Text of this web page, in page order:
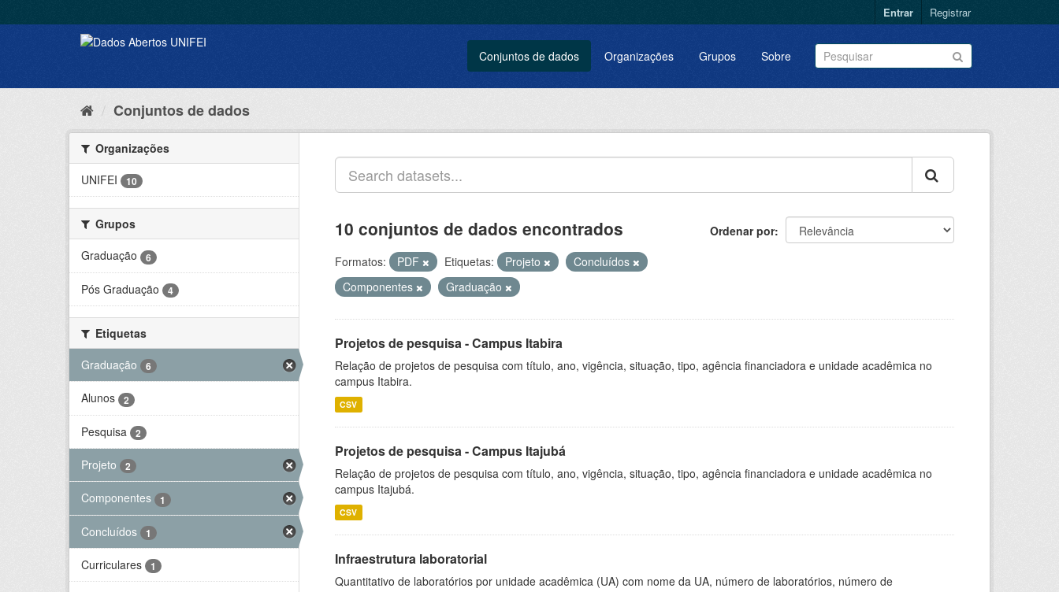
Entrar Registrar
Conjuntos de dados Organizações Grupos Sobre
Conjuntos de dados
Organizações
UNIFEI
10
Grupos
Graduação
6
Pós Graduação 4
Etiquetas
Graduação
6
Alunos 2
Pesquisa 2
Projeto 2
Componentes 1
Concluídos 1
Curriculares 1
Ordenar por
10 conjuntos de dados encontrados
Formatos: PDF Etiquetas: Projeto
Concluídos
Componentes
Graduação
Projetos de pesquisa - Campus Itabira
Relação de projetos de pesquisa com título, ano, vigência, situação, tipo, agência financiadora e unidade acadêmica no
campus Itabira.
CSV
Projetos de pesquisa - Campus Itajubá
Relação de projetos de pesquisa com título, ano, vigência, situação, tipo, agência financiadora e unidade acadêmica no
campus Itajubá.
CSV
Infraestrutura laboratorial
Quantitativo de laboratórios por unidade acadêmica (UA) com nome da UA, número de laboratórios, número de